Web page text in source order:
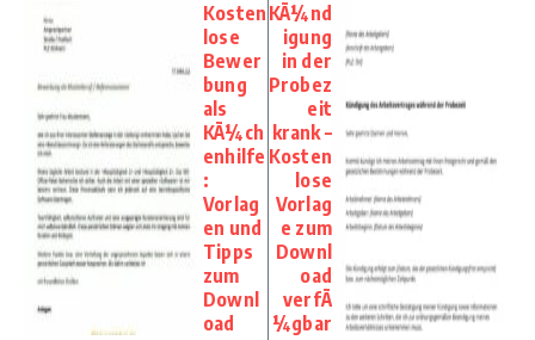
Kosten
lose
Bewer
bung
als
KÃ¼ch
enhilfe
:
Vorlag
en und
Tipps
zum
Downl
oad
KÃ¼nd
igung
in der
Probez
eit
krank –
Kosten
lose
Vorlag
e zum
Downl
oad
verfÃ
¼gbar